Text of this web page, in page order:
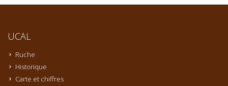
UCAL
Ruche
Historique
Carte et chiffres